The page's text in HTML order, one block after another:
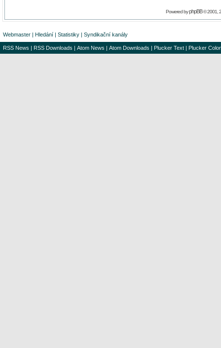
Powered byphpBB© 2001,
Webmaster | Hledání | Statistiky | Syndikační kanály
RSS News | RSS Downloads | Atom News | Atom Downloads | Plucker Text | Plucker Color